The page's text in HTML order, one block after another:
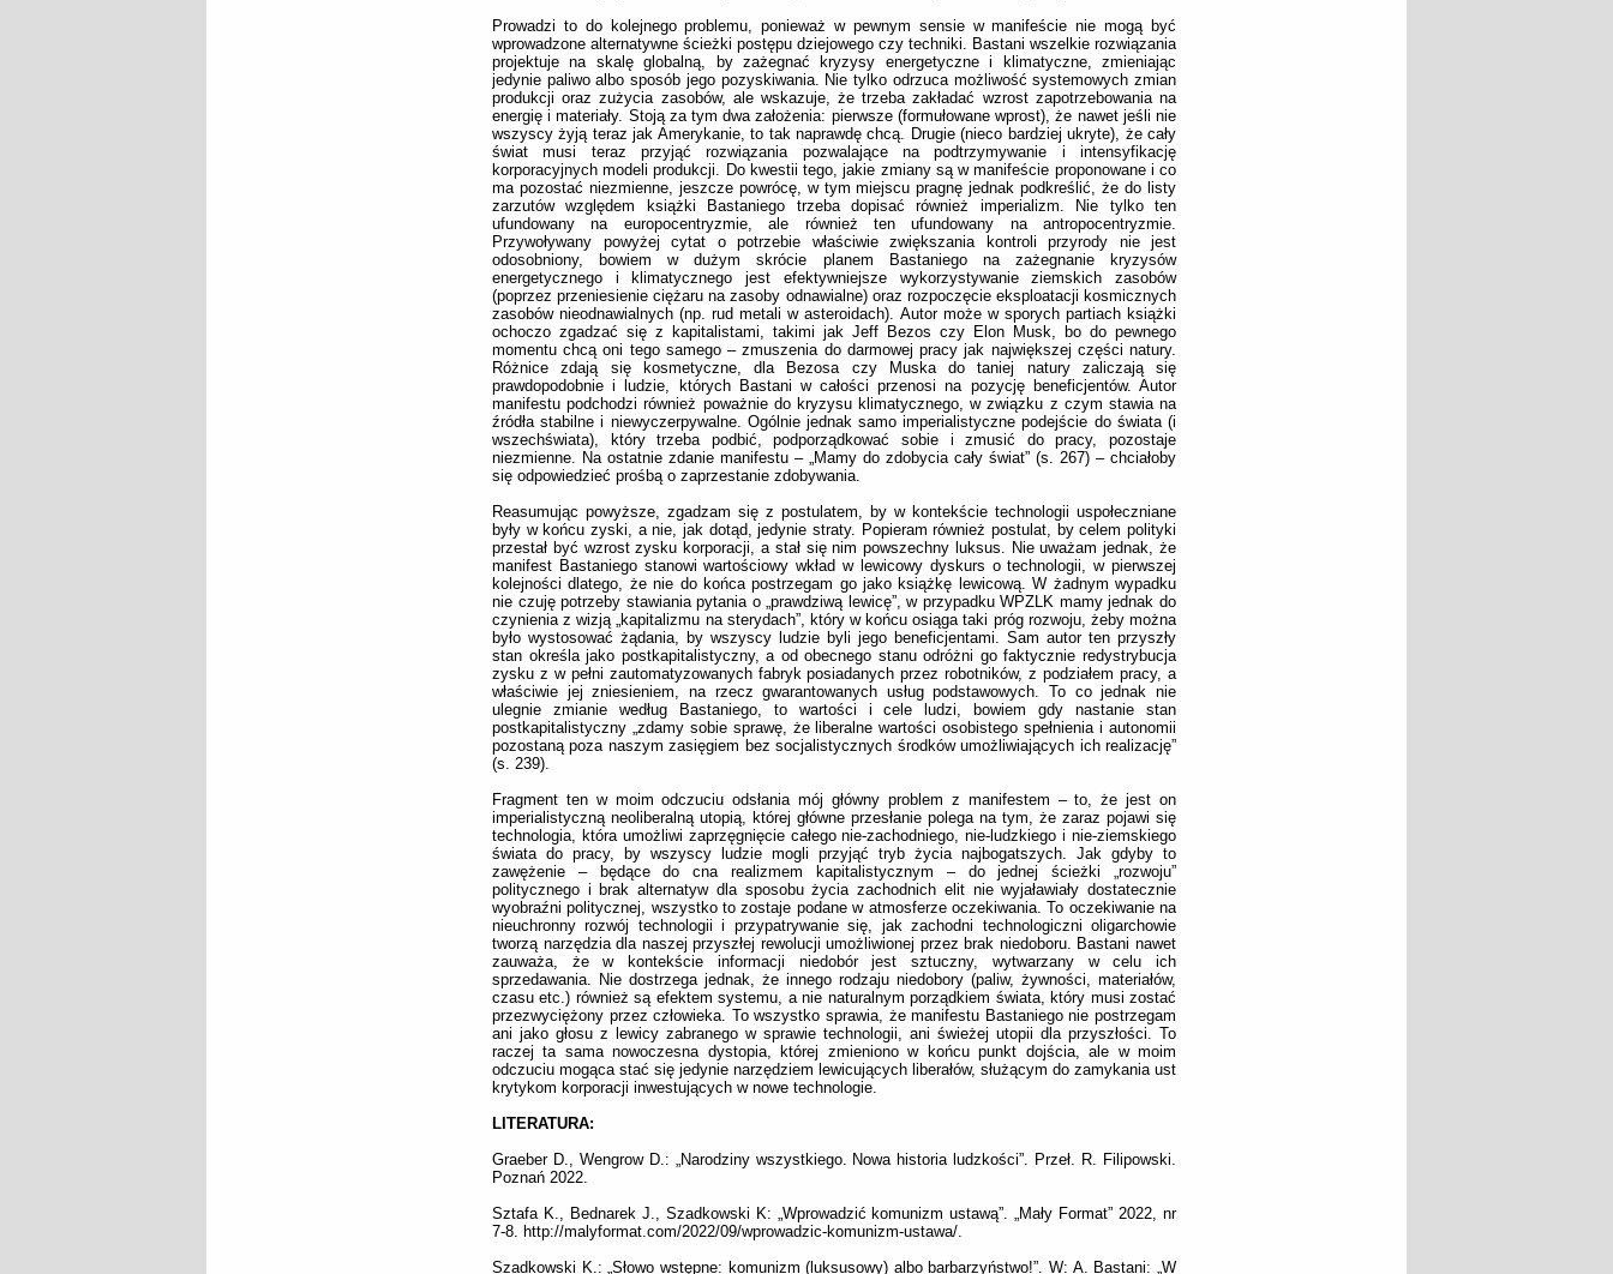
Prowadzi to do kolejnego problemu, ponieważ w pewnym sensie w manifeście nie mogą być
wprowadzone alternatywne ścieżki postępu dziejowego czy techniki. Bastani wszelkie rozwiązania
projektuje na skalę globalną, by zażegnać kryzysy energetyczne i klimatyczne, zmieniając
jedynie paliwo albo sposób jego pozyskiwania. Nie tylko odrzuca możliwość systemowych zmian
produkcji oraz zużycia zasobów, ale wskazuje, że trzeba zakładać wzrost zapotrzebowania na
energię i materiały. Stoją za tym dwa założenia: pierwsze (formułowane wprost), że nawet jeśli nie
wszyscy żyją teraz jak Amerykanie, to tak naprawdę chcą. Drugie (nieco bardziej ukryte), że cały
świat musi teraz przyjąć rozwiązania pozwalające na podtrzymywanie i intensyfikację
korporacyjnych modeli produkcji. Do kwestii tego, jakie zmiany są w manifeście proponowane i co
ma pozostać niezmienne, jeszcze powrócę, w tym miejscu pragnę jednak podkreślić, że do listy
zarzutów względem książki Bastaniego trzeba dopisać również imperializm. Nie tylko ten
ufundowany na europocentryzmie, ale również ten ufundowany na antropocentryzmie.
Przywoływany powyżej cytat o potrzebie właściwie zwiększania kontroli przyrody nie jest
odosobniony, bowiem w dużym skrócie planem Bastaniego na zażegnanie kryzysów
energetycznego i klimatycznego jest efektywniejsze wykorzystywanie ziemskich zasobów
(poprzez przeniesienie ciężaru na zasoby odnawialne) oraz rozpoczęcie eksploatacji kosmicznych
zasobów nieodnawialnych (np. rud metali w asteroidach). Autor może w sporych partiach książki
ochoczo zgadzać się z kapitalistami, takimi jak Jeff Bezos czy Elon Musk, bo do pewnego
momentu chcą oni tego samego – zmuszenia do darmowej pracy jak największej części natury.
Różnice zdają się kosmetyczne, dla Bezosa czy Muska do taniej natury zaliczają się
prawdopodobnie i ludzie, których Bastani w całości przenosi na pozycję beneficjentów. Autor
manifestu podchodzi również poważnie do kryzysu klimatycznego, w związku z czym stawia na
źródła stabilne i niewyczerpywalne. Ogólnie jednak samo imperialistyczne podejście do świata (i
wszechświata), który trzeba podbić, podporządkować sobie i zmusić do pracy, pozostaje
niezmienne. Na ostatnie zdanie manifestu – „Mamy do zdobycia cały świat” (s. 267) – chciałoby
się odpowiedzieć prośbą o zaprzestanie zdobywania.
Reasumując powyższe, zgadzam się z postulatem, by w kontekście technologii uspołeczniane
były w końcu zyski, a nie, jak dotąd, jedynie straty. Popieram również postulat, by celem polityki
przestał być wzrost zysku korporacji, a stał się nim powszechny luksus. Nie uważam jednak, że
manifest Bastaniego stanowi wartościowy wkład w lewicowy dyskurs o technologii, w pierwszej
kolejności dlatego, że nie do końca postrzegam go jako książkę lewicową. W żadnym wypadku
nie czuję potrzeby stawiania pytania o „prawdziwą lewicę”, w przypadku WPZLK mamy jednak do
czynienia z wizją „kapitalizmu na sterydach”, który w końcu osiąga taki próg rozwoju, żeby można
było wystosować żądania, by wszyscy ludzie byli jego beneficjentami. Sam autor ten przyszły
stan określa jako postkapitalistyczny, a od obecnego stanu odróżni go faktycznie redystrybucja
zysku z w pełni zautomatyzowanych fabryk posiadanych przez robotników, z podziałem pracy, a
właściwie jej zniesieniem, na rzecz gwarantowanych usług podstawowych. To co jednak nie
ulegnie zmianie według Bastaniego, to wartości i cele ludzi, bowiem gdy nastanie stan
postkapitalistyczny „zdamy sobie sprawę, że liberalne wartości osobistego spełnienia i autonomii
pozostaną poza naszym zasięgiem bez socjalistycznych środków umożliwiających ich realizację”
(s. 239).
Fragment ten w moim odczuciu odsłania mój główny problem z manifestem – to, że jest on
imperialistyczną neoliberalną utopią, której główne przesłanie polega na tym, że zaraz pojawi się
technologia, która umożliwi zaprzęgnięcie całego nie-zachodniego, nie-ludzkiego i nie-ziemskiego
świata do pracy, by wszyscy ludzie mogli przyjąć tryb życia najbogatszych. Jak gdyby to
zawężenie – będące do cna realizmem kapitalistycznym – do jednej ścieżki „rozwoju”
politycznego i brak alternatyw dla sposobu życia zachodnich elit nie wyjaławiały dostatecznie
wyobraźni politycznej, wszystko to zostaje podane w atmosferze oczekiwania. To oczekiwanie na
nieuchronny rozwój technologii i przypatrywanie się, jak zachodni technologiczni oligarchowie
tworzą narzędzia dla naszej przyszłej rewolucji umożliwionej przez brak niedoboru. Bastani nawet
zauważa, że w kontekście informacji niedobór jest sztuczny, wytwarzany w celu ich
sprzedawania. Nie dostrzega jednak, że innego rodzaju niedobory (paliw, żywności, materiałów,
czasu etc.) również są efektem systemu, a nie naturalnym porządkiem świata, który musi zostać
przezwyciężony przez człowieka. To wszystko sprawia, że manifestu Bastaniego nie postrzegam
ani jako głosu z lewicy zabranego w sprawie technologii, ani świeżej utopii dla przyszłości. To
raczej ta sama nowoczesna dystopia, której zmieniono w końcu punkt dojścia, ale w moim
odczuciu mogąca stać się jedynie narzędziem lewicujących liberałów, służącym do zamykania ust
krytykom korporacji inwestujących w nowe technologie.
LITERATURA:
Graeber D., Wengrow D.: „Narodziny wszystkiego. Nowa historia ludzkości”. Przeł. R. Filipowski.
Poznań 2022.
Sztafa K., Bednarek J., Szadkowski K: „Wprowadzić komunizm ustawą”. „Mały Format” 2022, nr
7-8. http://malyformat.com/2022/09/wprowadzic-komunizm-ustawa/.
Szadkowski K.: „Słowo wstępne: komunizm (luksusowy) albo barbarzyństwo!”. W: A. Bastani: „W